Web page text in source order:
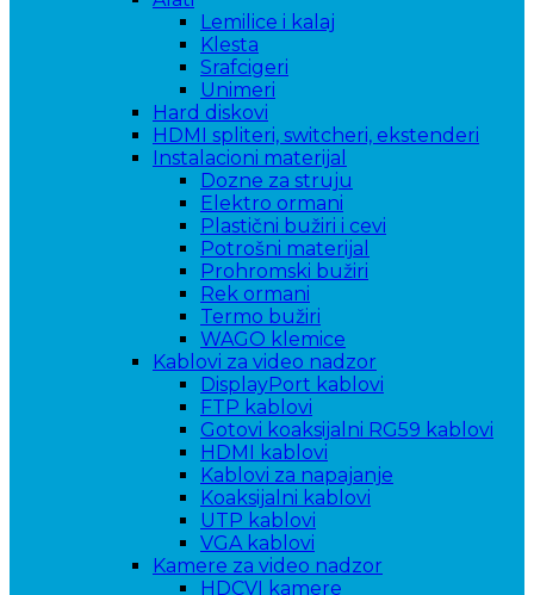
Lemilice i kalaj
Klesta
Srafcigeri
Unimeri
Hard diskovi
HDMI spliteri, switcheri, ekstenderi
Instalacioni materijal
Dozne za struju
Elektro ormani
Plastični bužiri i cevi
Potrošni materijal
Prohromski bužiri
Rek ormani
Termo bužiri
WAGO klemice
Kablovi za video nadzor
DisplayPort kablovi
FTP kablovi
Gotovi koaksijalni RG59 kablovi
HDMI kablovi
Kablovi za napajanje
Koaksijalni kablovi
UTP kablovi
VGA kablovi
Kamere za video nadzor
HDCVI kamere